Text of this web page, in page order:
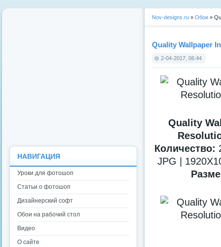
Nov-designs.ru » Обои »
Quality Wallpaper
2-04-2017, 06:44
Quality
Количество:
JPG |
НАВИГАЦИЯ
Уроки для фотошоп
Статьи о фотошоп
Дизайнерский софт
Обои на рабочий стол
Видео
О сайте